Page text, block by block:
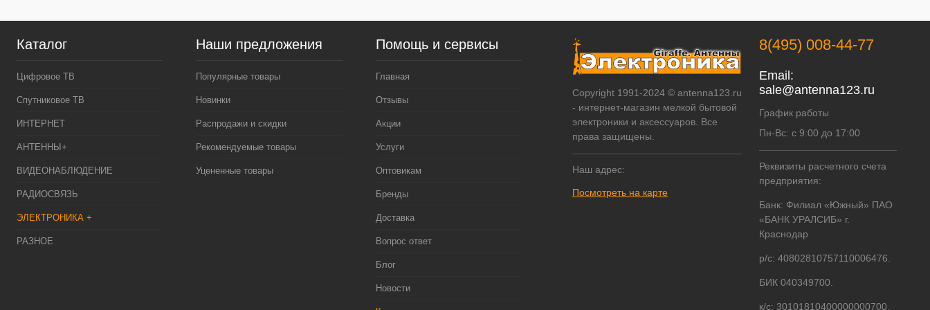
Каталог
Цифровое ТВ
Спутниковое ТВ
ИНТЕРНЕТ
АНТЕННЫ+
ВИДЕОНАБЛЮДЕНИЕ
РАДИОСВЯЗЬ
ЭЛЕКТРОНИКА +
РАЗНОЕ
Наши предложения
Популярные товары
Новинки
Распродажи и скидки
Рекомендуемые товары
Уцененные товары
Помощь и сервисы
Главная
Отзывы
Акции
Услуги
Оптовикам
Бренды
Доставка
Вопрос ответ
Блог
Новости
Copyright 1991-2024 © antenna123.ru
- интернет-магазин мелкой бытовой
электроники и аксессуаров. Все
права защищены.
Наш адрес:
Посмотреть на карте
8(495) 008-44-77
Email:
sale@antenna123.ru
График работы
Пн-Вс: с 9:00 до 17:00
Реквизиты расчетного счета
предприятия:
Банк: Филиал «Южный» ПАО
«БАНК УРАЛСИБ» г.
Краснодар
р/с: 40802810757110006476.
БИК 040349700.
к/с: 30101810400000000700.